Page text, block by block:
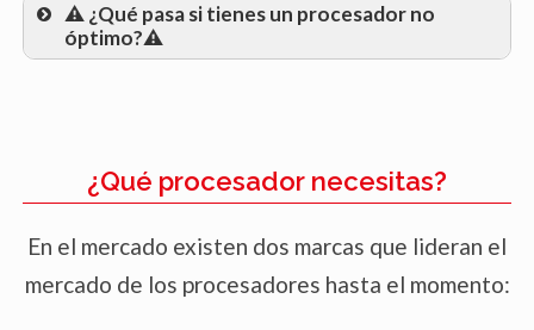
⚠️ ¿Qué pasa si tienes un procesador no
óptimo?⚠️
¿Qué procesador necesitas?
En el mercado existen dos marcas que lideran el
mercado de los procesadores hasta el momento: